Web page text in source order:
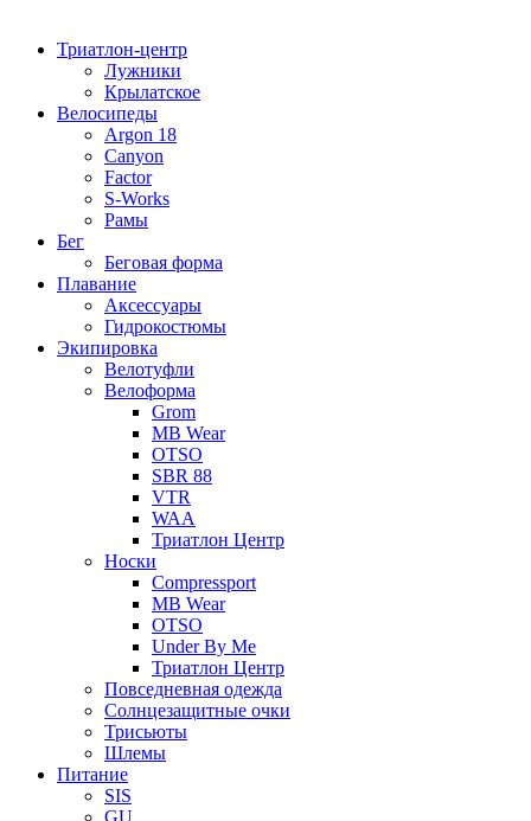
Триатлон-центр
Лужники
Крылатское
Велосипеды
Argon 18
Canyon
Factor
S-Works
Рамы
Бег
Беговая форма
Плавание
Аксессуары
Гидрокостюмы
Экипировка
Велотуфли
Велоформа
Grom
MB Wear
OTSO
SBR 88
VTR
WAA
Триатлон Центр
Носки
Compressport
MB Wear
OTSO
Under By Me
Триатлон Центр
Повседневная одежда
Солнцезащитные очки
Трисьюты
Шлемы
Питание
SIS
GU